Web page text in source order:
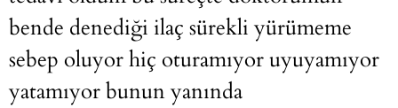
bende denediği ilaç sürekli yürümeme
sebep oluyor hiç oturamıyor uyuyamıyor
yatamıyor bunun yanında